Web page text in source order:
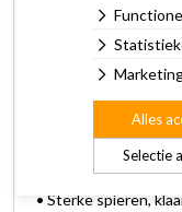
voedzame maaltijd
kwaliteit en
kunnen weerstaan!
Felix Original Droog
gebalanceerd en
• Een gezonde huid
• Sterke spieren,
Selectie
Alles